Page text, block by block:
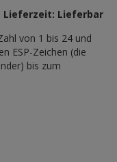
Lieferzeit: Lieferbar
von 1 bis 24 und
ESP-Zeichen (die
bis zum